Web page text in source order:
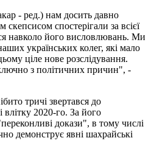
- ред.) нам досить давно
спостерігали за всієї
навколо його висловлювань. Ми
українських колег, які мало
ціле нове розслідування.
з політичних причин", -
тричі звертався до
влітку 2020-го. За його
докази", в тому числі
демонструє явні шахрайські